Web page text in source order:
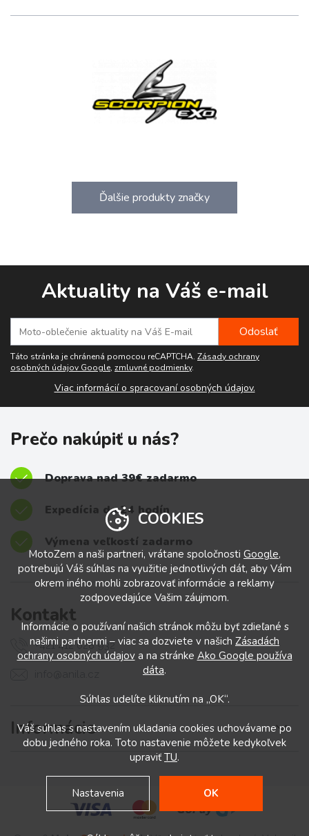
Ďalšie produkty značky
Aktuality na Váš e-mail
Táto stránka je chránená pomocou reCAPTCHA. Zásady ochrany
osobných údajov Google, zmluvné podmienky.
Viac informácií o spracovaní osobných údajov.
Prečo nakúpiť u nás?
Doprava nad 39€ zadarmo
Expedícia do 24 hodín
Výmena veľkostí zadarmo
Informácie
Kontakt
+421 412 028 932
COOKIES
MotoZem a naši partneri, vrátane spoločnosti Google,
potrebujú Váš súhlas na využitie jednotlivých dát, aby Vám
okrem iného mohli zobrazovať informácie a reklamy
zodpovedajúce Vašim záujmom.
Informácie o používaní našich stránok môžu byť zdieľané s
našimi partnermi – viac sa dozviete v našich Zásadách
ochrany osobných údajova na stránke Ako Google používa
dáta.
Súhlas udelíte kliknutím na „OK“.
Váš súhlas s nastavením ukladania cookies uchovávame po
dobu jedného roka. Toto nastavenie môžete kedykoľvek
upraviťTU.
Nastavenia OK